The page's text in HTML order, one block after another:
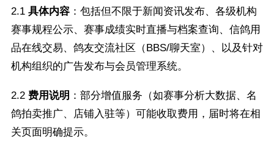
2.1 具体内容：包括但不限于新闻资讯发布、各级机构
赛事规程公示、赛事成绩实时直播与档案查询、信鸽用
品在线交易、鸽友交流社区（BBS/聊天室）、以及针对
机构组织的广告发布与会员管理系统。
2.2 费用说明 ：部分增值服务（如赛事分析大数据、名
鸽拍卖推广、店铺入驻等）可能收取费用，届时将在相
关页面明确提示。